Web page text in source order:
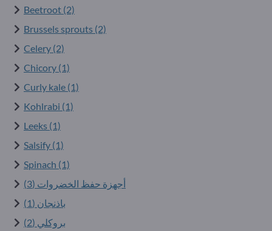
Beetroot (2)
Brussels sprouts (2)
Celery (2)
Chicory (1)
Curly kale (1)
Kohlrabi (1)
Leeks (1)
Salsify (1)
Spinach (1)
أجهزة حفظ الخضروات (3)
باذنجان (1)
بروكلي (2)